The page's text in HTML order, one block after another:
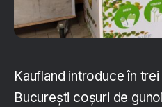
Kaufland introduce în
București coșuri de